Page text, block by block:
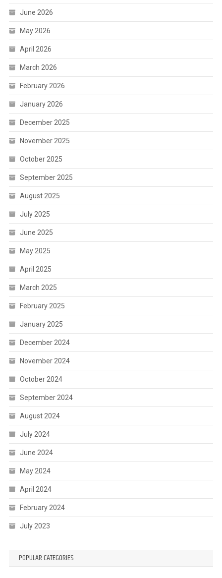
June 2026
May 2026
April 2026
March 2026
February 2026
January 2026
December 2025
November 2025
October 2025
September 2025
August 2025
July 2025
June 2025
May 2025
April 2025
March 2025
February 2025
January 2025
December 2024
November 2024
October 2024
September 2024
August 2024
July 2024
June 2024
May 2024
April 2024
February 2024
July 2023
POPULAR CATEGORIES